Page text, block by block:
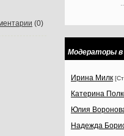
(0)
Модераторы в
Ирина Милк
Катерина
Юлия
Надежда